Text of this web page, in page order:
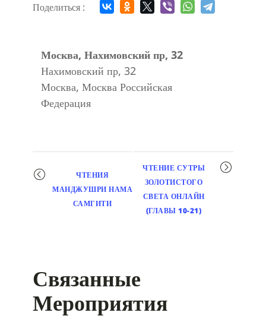
Поделиться :
Москва, Нахимовский пр, 32
Нахимовский пр, 32
Москва, Москва Российская
Федерация
Мероприятие
навигация
ЧТЕНИЯ
МАНДЖУШРИ НАМА
САМГИТИ
ЧТЕНИЕ СУТРЫ
ЗОЛОТИСТОГО
СВЕТА ОНЛАЙН
(ГЛАВЫ 10-21)
Связанные
Мероприятия